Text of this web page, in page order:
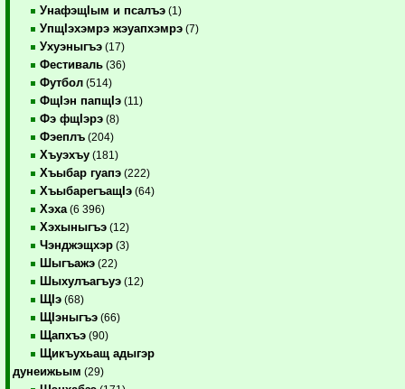
УнафэщIым и псалъэ (1)
УпщIэхэмрэ жэуапхэмрэ (7)
Ухуэныгъэ (17)
Фестиваль (36)
Футбол (514)
ФщIэн папщIэ (11)
Фэ фщIэрэ (8)
Фэеплъ (204)
Хъуэхъу (181)
Хъыбар гуапэ (222)
ХъыбарегъащIэ (64)
Хэха (6 396)
Хэхыныгъэ (12)
Чэнджэщхэр (3)
Шыгъажэ (22)
Шыхулъагъуэ (12)
ЩIэ (68)
ЩIэныгъэ (66)
Щапхъэ (90)
Щикъухьащ адыгэр
дунеижьым (29)